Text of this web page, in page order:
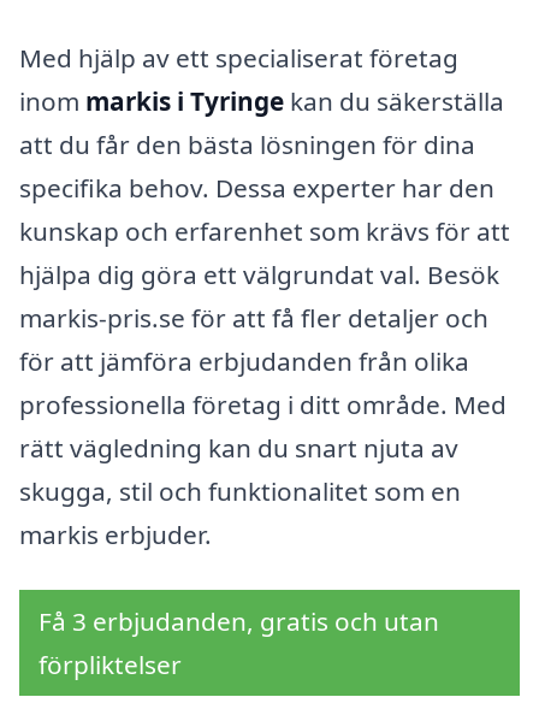
Med hjälp av ett specialiserat företag
inom markis i Tyringe kan du säkerställa
att du får den bästa lösningen för dina
specifika behov. Dessa experter har den
kunskap och erfarenhet som krävs för att
hjälpa dig göra ett välgrundat val. Besök
markis-pris.se för att få fler detaljer och
för att jämföra erbjudanden från olika
professionella företag i ditt område. Med
rätt vägledning kan du snart njuta av
skugga, stil och funktionalitet som en
markis erbjuder.
Få 3 erbjudanden, gratis och utan
förpliktelser